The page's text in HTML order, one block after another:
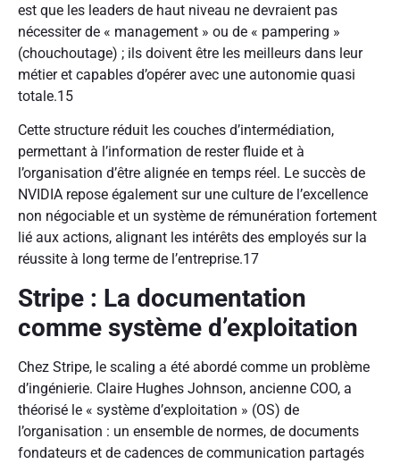
est que les leaders de haut niveau ne devraient pas
nécessiter de « management » ou de « pampering »
(chouchoutage) ; ils doivent être les meilleurs dans leur
métier et capables d’opérer avec une autonomie quasi
totale.15
Cette structure réduit les couches d’intermédiation,
permettant à l’information de rester fluide et à
l’organisation d’être alignée en temps réel. Le succès de
NVIDIA repose également sur une culture de l’excellence
non négociable et un système de rémunération fortement
lié aux actions, alignant les intérêts des employés sur la
réussite à long terme de l’entreprise.17
Stripe : La documentation
comme système d’exploitation
Chez Stripe, le scaling a été abordé comme un problème
d’ingénierie. Claire Hughes Johnson, ancienne COO, a
théorisé le « système d’exploitation » (OS) de
l’organisation : un ensemble de normes, de documents
fondateurs et de cadences de communication partagés